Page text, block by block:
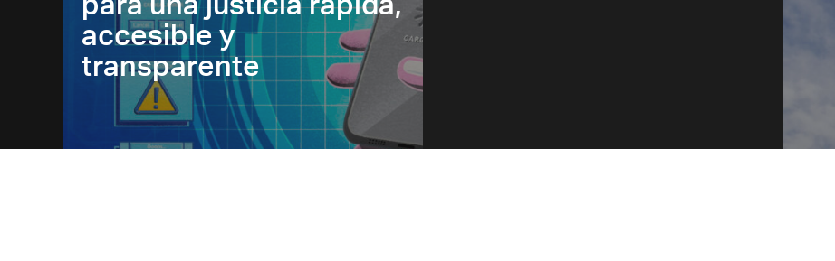
para una justicia rápida,
accesible y
transparente